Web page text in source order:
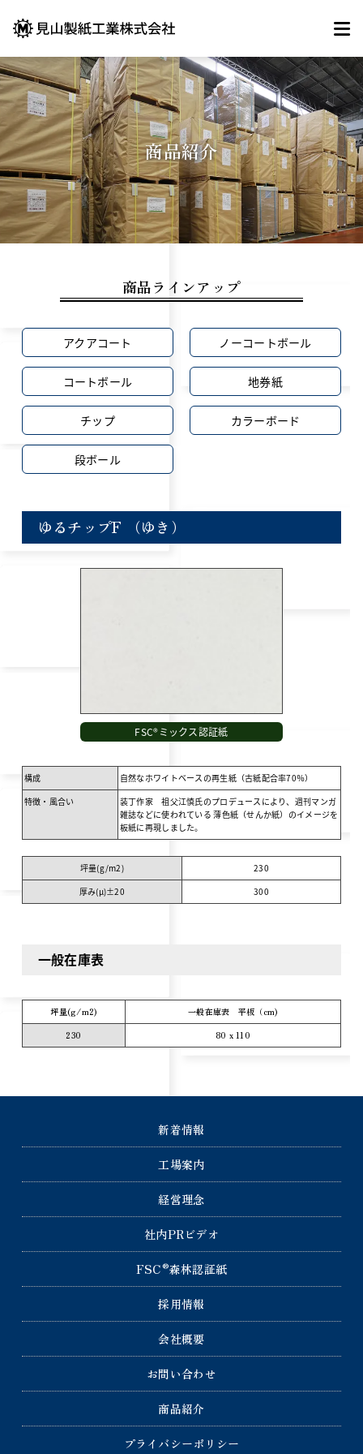
商品紹介
商品ラインアップ
アクアコート ノーコートボール
コートボール 地券紙
チップ カラーボード
段ボール
ゆるチップF （ゆき）
FSC®ミックス認証紙
構成
自然なホワイトベースの再生紙（古紙配合率70％）
特徴・風合い
装丁作家 祖父江慎氏のプロデュースにより、週刊マンガ
雑誌などに使われている 薄色紙（せんか紙）のイメージを
板紙に再現しました。
坪量(g/m2)
230
厚み(μ)±20
300
一般在庫表
坪量(g/m2)
一般在庫表 平板（cm)
230
80 x 110
新着情報
工場案内
経営理念
社内PRビデオ
FSC®森林認証紙
採用情報
会社概要
お問い合わせ
商品紹介
プライバシーポリシー